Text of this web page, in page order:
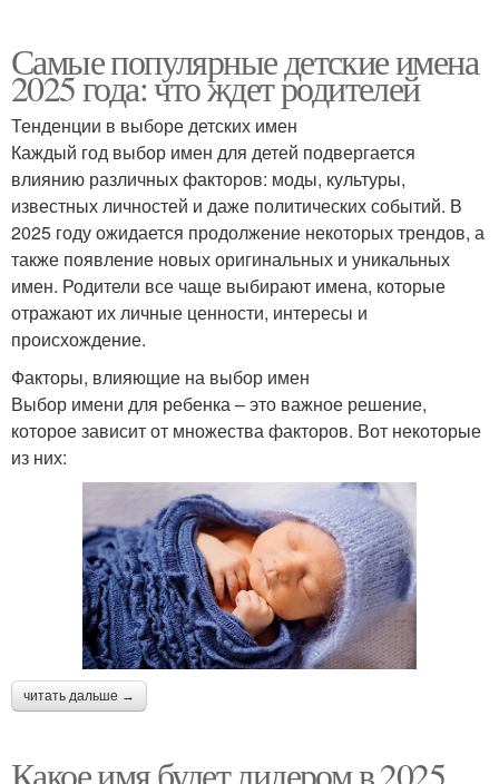
Самые популярные детские имена
2025 года: что ждет родителей
Тенденции в выборе детских имен
Каждый год выбор имен для детей подвергается
влиянию различных факторов: моды, культуры,
известных личностей и даже политических событий. В
2025 году ожидается продолжение некоторых трендов, а
также появление новых оригинальных и уникальных
имен. Родители все чаще выбирают имена, которые
отражают их личные ценности, интересы и
происхождение.
Факторы, влияющие на выбор имен
Выбор имени для ребенка – это важное решение,
которое зависит от множества факторов. Вот некоторые
из них:
читать дальше →